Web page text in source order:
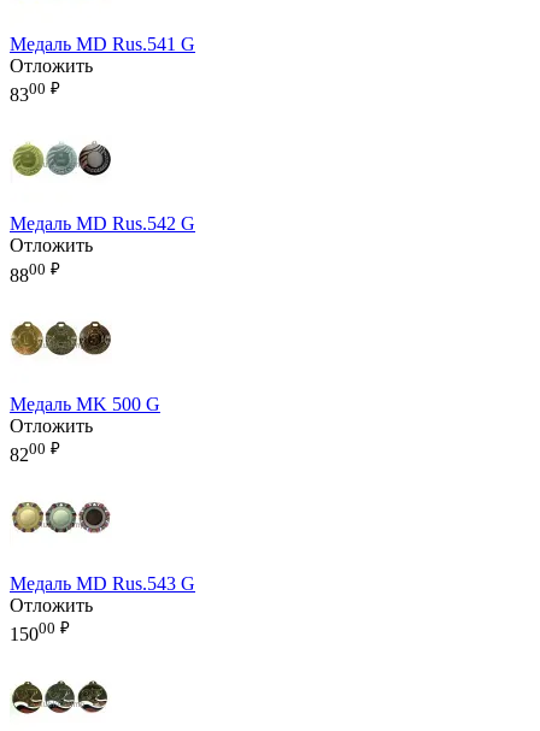
Медаль MD Rus.541 G
Отложить
8300 ₽
Медаль MD Rus.542 G
Отложить
8800 ₽
Медаль MK 500 G
Отложить
8200 ₽
Медаль MD Rus.543 G
Отложить
15000 ₽